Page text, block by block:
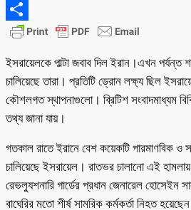
Email
Share
ইসরায়েলকে পাল্টা জবাব দিল ইরান।এখন পর্যন্ত
চালিয়েছে তারা। প্রতিটি ড্রোন লক্ষ্য ছিল
কৌশলগত স্থাপনাগুলো। ব্রিটিশ সংবাদমাধ্যম
তথ্য জানা যায়।
গতকাল রাতে ইরানে বেশ কয়েকটি পারমাণবিক ও
চালিয়েছে ইসরায়েল। রাতভর চালানো এই
রেভল্যুশনারি গার্ডের প্রধান জেনারেল হোসেইন
বাঘেরির মতো শীর্ষ সামরিক কর্মকর্তা নিহত